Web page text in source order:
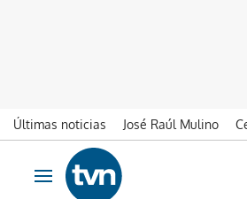
Últimas noticias José Raúl Mulino
Ir al contenido
Obrir navegació